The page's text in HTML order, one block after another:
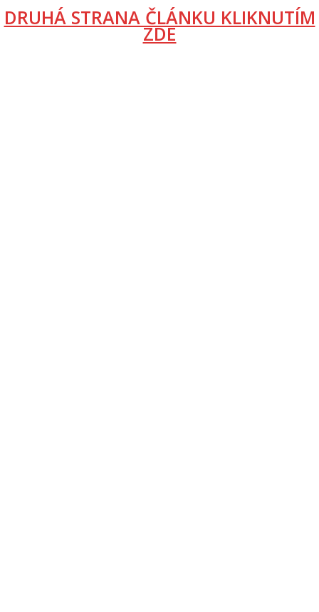
DRUHÁ STRANA ČLÁNKU KLIKNUTÍM
ZDE